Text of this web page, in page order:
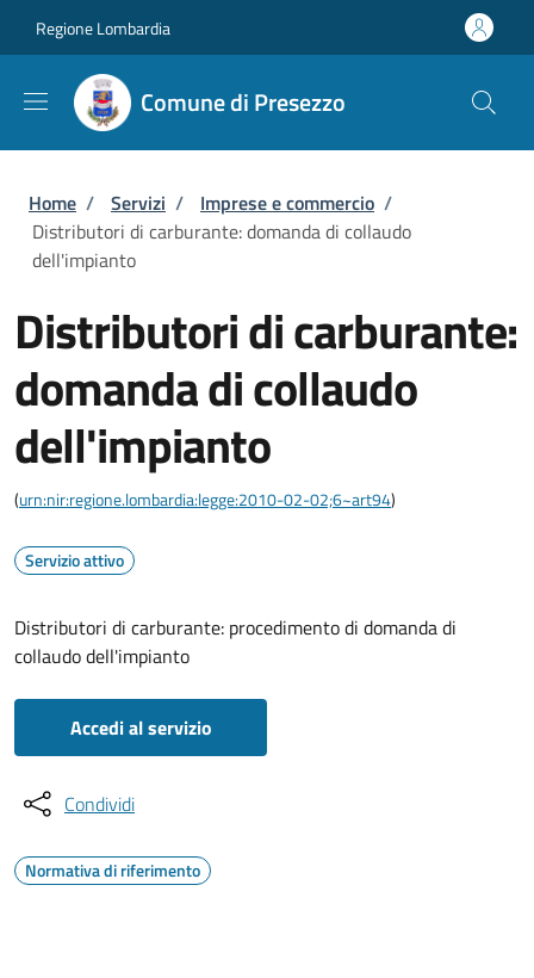
Regione Lombardia
Comune di Presezzo
Briciole di pane
Home / Servizi / Imprese e commercio /
Distributori di carburante: domanda di collaudo
dell'impianto
Distributori di carburante:
domanda di collaudo
dell'impianto
(urn:nir:regione.lombardia:legge:2010-02-02;6~art94)
Servizio attivo
Distributori di carburante: procedimento di domanda di
collaudo dell'impianto
Accedi al servizio
Condividi
Normativa di riferimento